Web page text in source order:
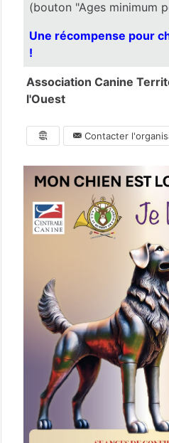
(bouton "Ages minimum
Une récompense pour
!
Association Canine
l'Ouest
Contacter